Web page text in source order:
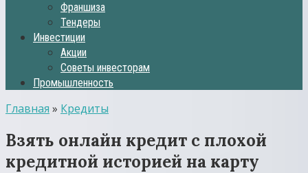
Франшиза
Тендеры
Инвестиции
Акции
Советы инвесторам
Промышленность
Главная » Кредиты
Взять онлайн кредит с плохой
кредитной историей на карту